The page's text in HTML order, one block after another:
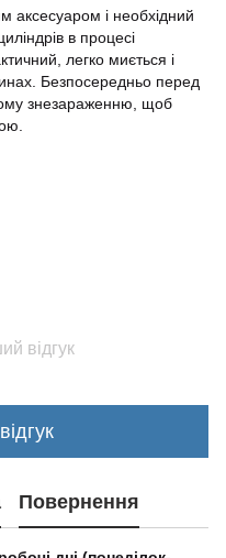
аксесуаром і необхідний
в процесі
легко миється і
Безпосередньо перед
знезараженню, щоб
відгук
Повернення